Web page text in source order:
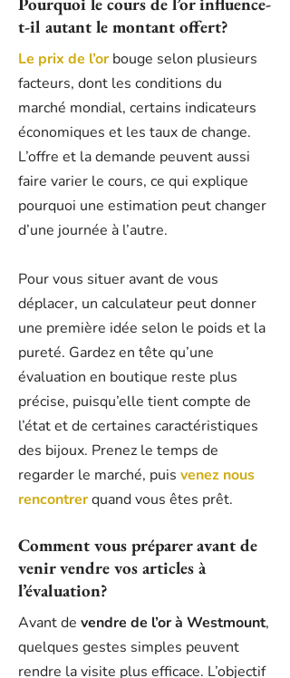
t-il autant le montant offert?
Le prix de l’orbouge selon plusieurs
facteurs, dont les conditions du
marché mondial, certains indicateurs
économiques et les taux de change.
L’offre et la demande peuvent aussi
faire varier le cours, ce qui explique
pourquoi une estimation peut changer
d’une journée à l’autre.
Pour vous situer avant de vous
déplacer, un calculateur peut donner
une première idée selon le poids et la
pureté. Gardez en tête qu’une
évaluation en boutique reste plus
précise, puisqu’elle tient compte de
l’état et de certaines caractéristiques
des bijoux. Prenez le temps de
regarder le marché, puis venez nous
rencontrerquand vous êtes prêt.
Comment vous préparer avant de
venir vendre vos articles à
l’évaluation?
Avant de vendre de l’or à Westmount,
quelques gestes simples peuvent
rendre la visite plus efficace. L’objectif